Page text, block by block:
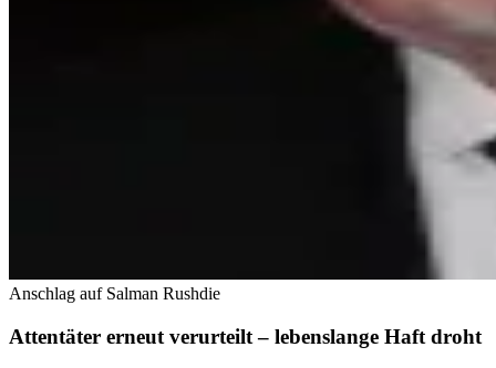
Anschlag auf Salman Rushdie
Attentäter erneut verurteilt – lebenslange Haft droht